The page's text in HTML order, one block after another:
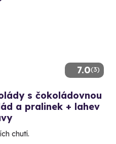
7.0(3)
s čokoládovnou
a pralinek + lahev
chutí.